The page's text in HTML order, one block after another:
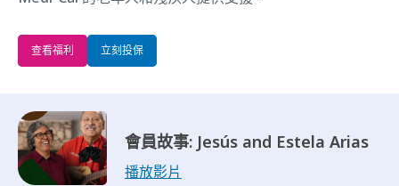
查看福利 立刻投保
會員故事: Jesús and Estela Arias
播放影片